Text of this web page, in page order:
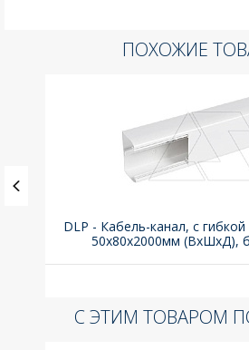
ПОХОЖИЕ
DLP - Кабель-канал, с
50x80х2000мм (ВхШхД),
С ЭТИМ ТОВАРОМ